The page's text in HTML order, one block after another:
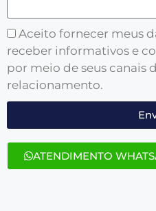
Aceito fornecer meus
receber informativos e
por meio de seus canais
relacionamento.
ATENDIMENTO